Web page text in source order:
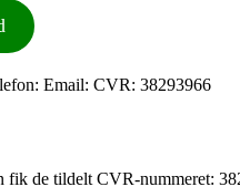
Email: CVR: 38293966
de tildelt CVR-nummeret: